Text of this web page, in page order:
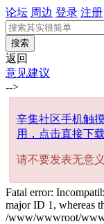
论坛 周边 登录 注册
搜索
返回
意见建议
-->
辛集社区手机触
用，点击直接下载
请不要发表无意
Fatal error:
major ID 1, whereas
/www/wwwroot/